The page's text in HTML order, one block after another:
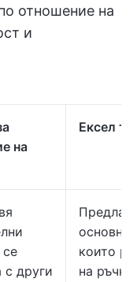
отношение на
и
на
Ексел
с други
Предлага
основни
които
на ръчно